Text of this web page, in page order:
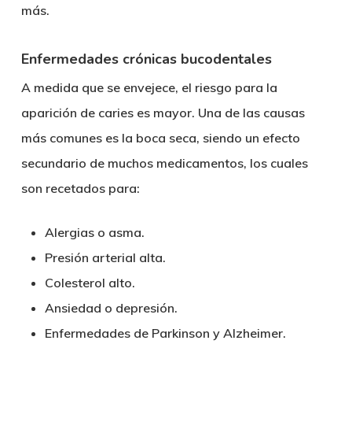
más.
Enfermedades crónicas bucodentales
A medida que se envejece, el riesgo para la
aparición de caries es mayor. Una de las causas
más comunes es la boca seca, siendo un efecto
secundario de muchos medicamentos, los cuales
son recetados para:
Alergias o asma.
Presión arterial alta.
Colesterol alto.
Ansiedad o depresión.
Enfermedades de Parkinson y Alzheimer.